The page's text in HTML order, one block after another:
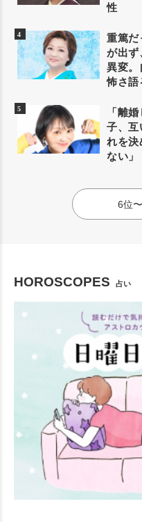
性
重篤だ
が出ず
異変。
怖さ語
「離
子、互
れを決
ない」
6位
HOROSCOPES 占い